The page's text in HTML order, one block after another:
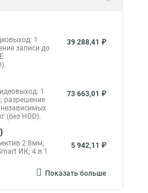
1
записи до
39 288,41 ₽
1
разрешение
(без HDD).
73 663,01 ₽
2.8мм;
ИК; 4 в 1
5 942,11 ₽
Показать больше